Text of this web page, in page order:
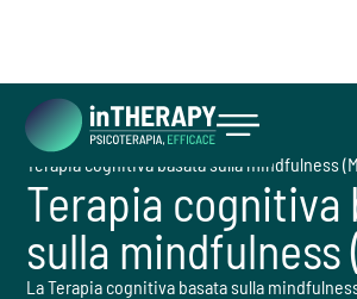
Inizia ora
Cosa facciamoTecniche
Terapia cognitiva basata sulla mindfulness
Terapia cognitiva
sulla mindfulness
La Terapia cognitiva basata sulla